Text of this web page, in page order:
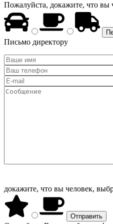
Пожалуйста, докажите, что вы
Письмо директору
докажите, что вы человек,